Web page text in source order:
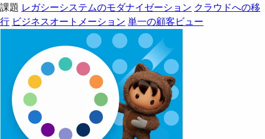
課題 レガシーシステムのモダナイゼーション クラウドへの移
行 ビジネスオートメーション 単一の顧客ビュー